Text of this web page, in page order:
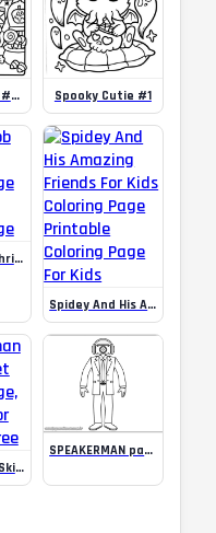
Spooky Cutie #2 Coloring Book Spooky Cutie #1
Spongebob Christmas Coloring Page Printable Coloring Page
Spidey And His Amazing Friends For Kids Coloring Page Printable Coloring Page For Kids
Speakerman Skibidi Toilet Coloring Page, Print Or Color Online For Free
SPEAKERMAN para Colorir